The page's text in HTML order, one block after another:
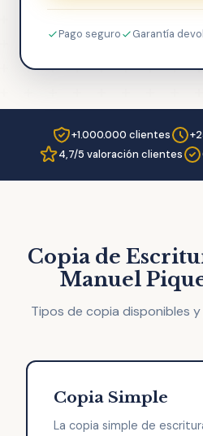
Pago seguro Garantía
+1.000.000 clientes
4,7/5 valoración clientes
Copia de
Manuel
Tipos de copia disponibles
Copia Simple
La copia simple de